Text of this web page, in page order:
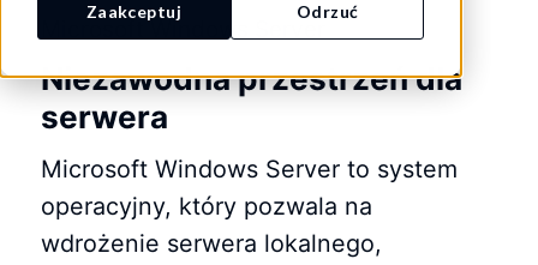
Zaakceptuj Odrzuć
Microsoft Windows Server
Niezawodna przestrzeń dla
serwera
Microsoft Windows Server to system
operacyjny, który pozwala na
wdrożenie serwera lokalnego,